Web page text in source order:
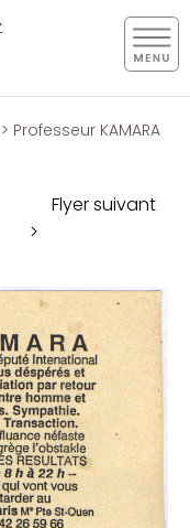
> Professeur KAMARA
Flyer suivant
>